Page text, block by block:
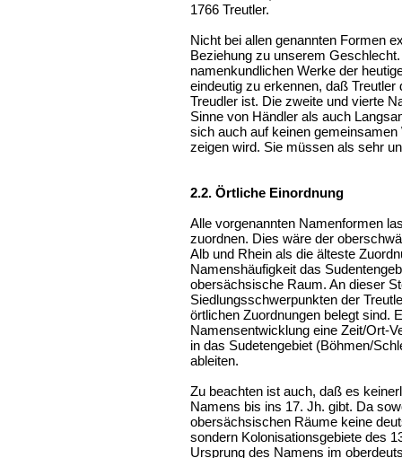
1766 Treutler.
Nicht bei allen genannten Formen
Beziehung zu unserem
namenkundlichen Werke der
eindeutig zu erkennen, daß
Treudler ist. Die zweite und vierte
Sinne von Händler als auch
sich auch auf keinen
zeigen wird. Sie müssen als sehr
2.2. Örtliche Einordnung
Alle vorgenannten Namenformen
zuordnen. Dies wäre der
Alb und Rhein als die älteste
Namenshäufigkeit das
obersächsische Raum. An dieser
Siedlungsschwerpunkten der
örtlichen Zuordnungen belegt sind.
Namensentwicklung eine Zeit/Ort-
in das Sudetengebiet (Böhmen/
ableiten.
Zu beachten ist auch, daß es
Namens bis ins 17. Jh. gibt. Da
obersächsischen Räume keine
sondern Kolonisationsgebiete des
Ursprung des Namens im